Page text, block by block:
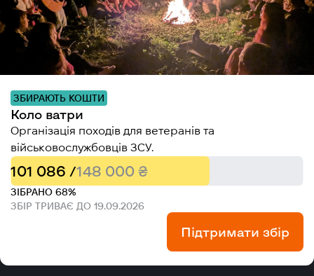
ЗБИРАЮТЬ КОШТИ
Коло ватри
Організація походів для ветеранів та
військовослужбовців ЗСУ.
101 086 /148 000 ₴
ЗІБРАНО 68%
ЗБІР ТРИВАЄ ДО 19.09.2026
Підтримати збір